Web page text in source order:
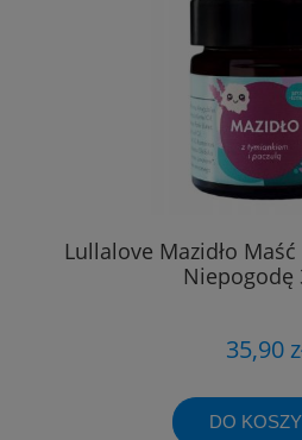
Lullalove Mazidło
Niepogodę
35,90
DO